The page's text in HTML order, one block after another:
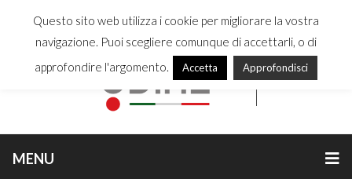
MENU
Questo sito web utilizza i cookie per migliorare la vostra
navigazione. Puoi scegliere comunque di accettarli, o di
approfondire l'argomento.
Accetta Approfondisci